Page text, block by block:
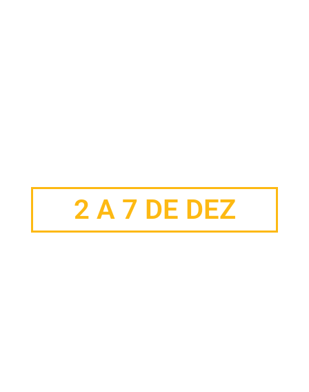
2 A 7 DE DEZ